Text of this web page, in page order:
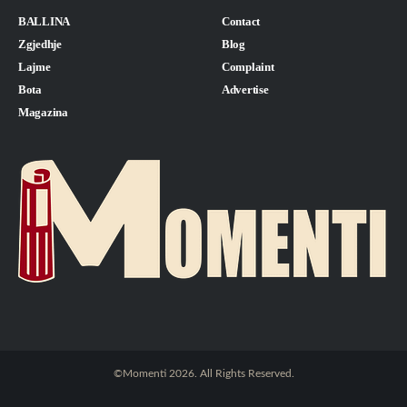
BALLINA
Zgjedhje
Lajme
Bota
Magazina
Contact
Blog
Complaint
Advertise
©Momenti 2026. All Rights Reserved.